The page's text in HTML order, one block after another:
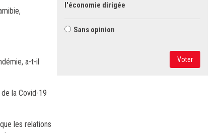
a-t-il
la Covid-19
les relations
l'économie dirigée
Sans opinion
Voter